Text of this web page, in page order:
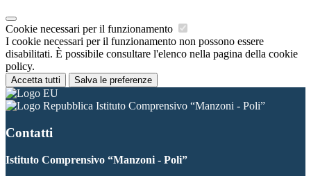
Cookie necessari per il funzionamento
I cookie necessari per il funzionamento non possono essere
disabilitati. È possibile consultare l'elenco nella pagina della cookie
policy.
Accetta tutti Salva le preferenze
Istituto Comprensivo “Manzoni - Poli”
Contatti
Istituto Comprensivo “Manzoni - Poli”